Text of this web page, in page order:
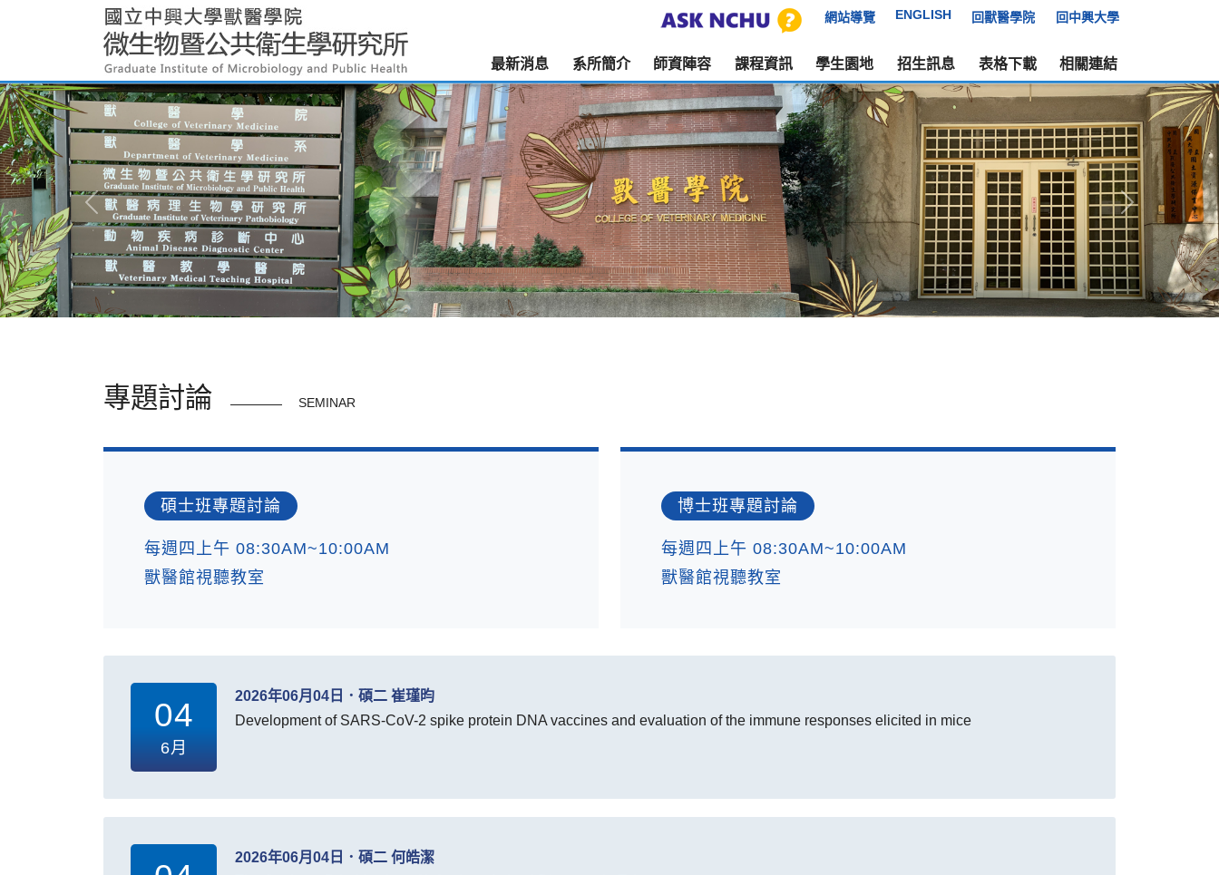
網站導覽 ENGLISH 回獸醫學院 回中興大學
最新消息 系所簡介 師資陣容 課程資訊 學生園地 招生訊息 表格下載 相關連結
專題討論 SEMINAR
碩士班專題討論
每週四上午 08:30AM~10:00AM
獸醫館視聽教室
博士班專題討論
每週四上午 08:30AM~10:00AM
獸醫館視聽教室
04
6月
2026年06月04日．碩二 崔瑾昀
Development of SARS-CoV-2 spike protein DNA vaccines and evaluation of the immune responses elicited in mice
2026年06月04日．碩二 何皓潔